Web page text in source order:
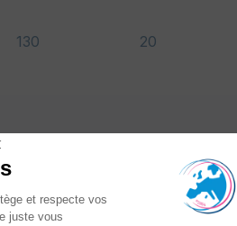
130 20